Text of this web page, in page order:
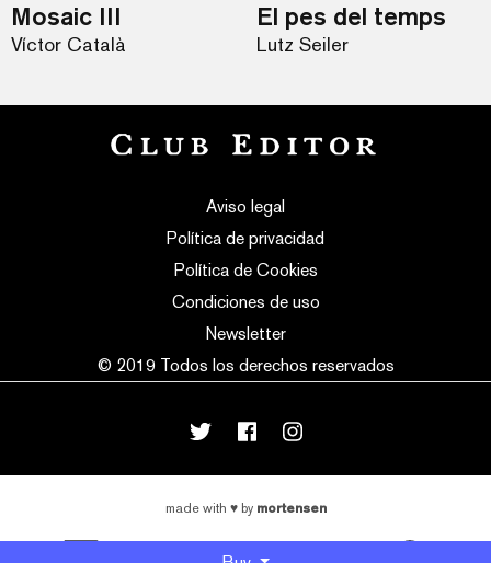
Mosaic III
Víctor Català
El pes del temps
Lutz Seiler
Aviso legal
Política de privacidad
Política de Cookies
Condiciones de uso
Newsletter
© 2019 Todos los derechos reservados
made with ♥by mortensen